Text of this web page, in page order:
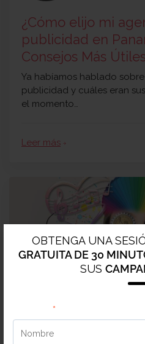
OBTENGA UNA
GRATUITA DE 30
SUS
*
¿Cómo elijo mi
publicidad en
Consejos Más
Ya habíamos hablado
publicidad y cuáles eran
el momento…
Leer más arrow_forward
DIEGO ORTIZ